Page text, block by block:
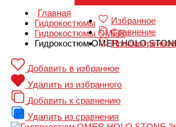
Избранное
Сравнение
Просмотренное
Главная
Гидрокостюмы
Гидрокостюмы OMER
Гидрокостюм OMER HOLO
Добавить в избранное
Удалить из избранного
Добавить к сравнению
Удалить из сравнения